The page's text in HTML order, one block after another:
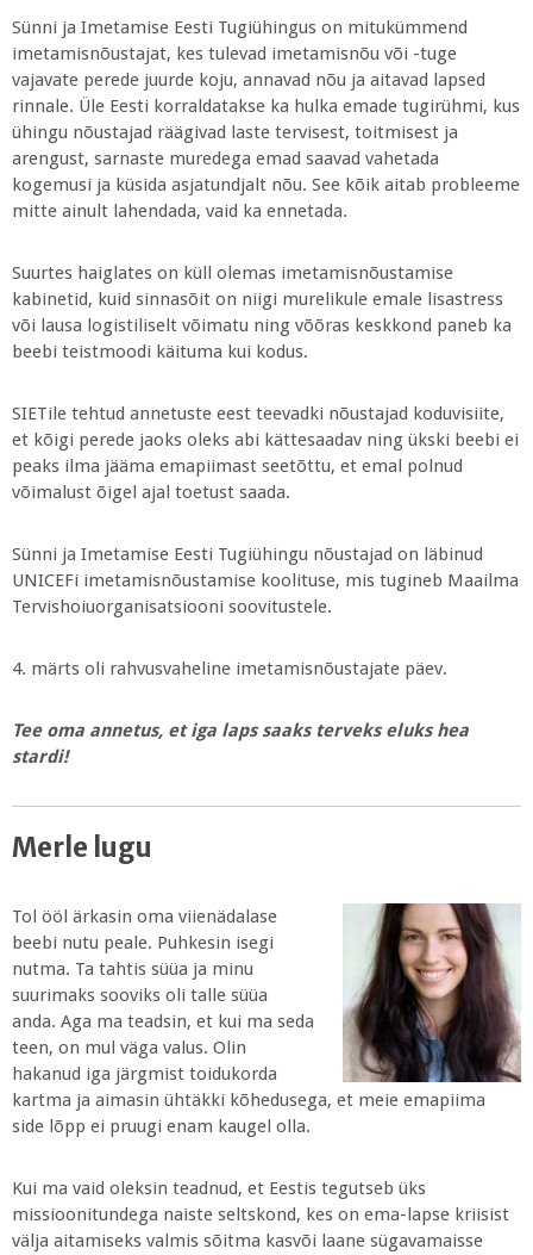
Sünni ja Imetamise Eesti Tugiühingus on mitukümmend
imetamisnõustajat, kes tulevad imetamisnõu või -tuge
vajavate perede juurde koju, annavad nõu ja aitavad lapsed
rinnale. Üle Eesti korraldatakse ka hulka emade tugirühmi, kus
ühingu nõustajad räägivad laste tervisest, toitmisest ja
arengust, sarnaste muredega emad saavad vahetada
kogemusi ja küsida asjatundjalt nõu. See kõik aitab probleeme
mitte ainult lahendada, vaid ka ennetada.
Suurtes haiglates on küll olemas imetamisnõustamise
kabinetid, kuid sinnasõit on niigi murelikule emale lisastress
või lausa logistiliselt võimatu ning võõras keskkond paneb ka
beebi teistmoodi käituma kui kodus.
SIETile tehtud annetuste eest teevadki nõustajad koduvisiite,
et kõigi perede jaoks oleks abi kättesaadav ning ükski beebi ei
peaks ilma jääma emapiimast seetõttu, et emal polnud
võimalust õigel ajal toetust saada.
Sünni ja Imetamise Eesti Tugiühingu nõustajad on läbinud
UNICEFi imetamisnõustamise koolituse, mis tugineb Maailma
Tervishoiuorganisatsiooni soovitustele.
4. märts oli rahvusvaheline imetamisnõustajate päev.
Tee oma annetus, et iga laps saaks terveks eluks hea
stardi!
Merle lugu
Tol ööl ärkasin oma viienädalase
beebi nutu peale. Puhkesin isegi
nutma. Ta tahtis süüa ja minu
suurimaks sooviks oli talle süüa
anda. Aga ma teadsin, et kui ma seda
teen, on mul väga valus. Olin
hakanud iga järgmist toidukorda
kartma ja aimasin ühtäkki kõhedusega, et meie emapiima
side lõpp ei pruugi enam kaugel olla.
Kui ma vaid oleksin teadnud, et Eestis tegutseb üks
missioonitundega naiste seltskond, kes on ema-lapse kriisist
välja aitamiseks valmis sõitma kasvõi laane sügavamaisse